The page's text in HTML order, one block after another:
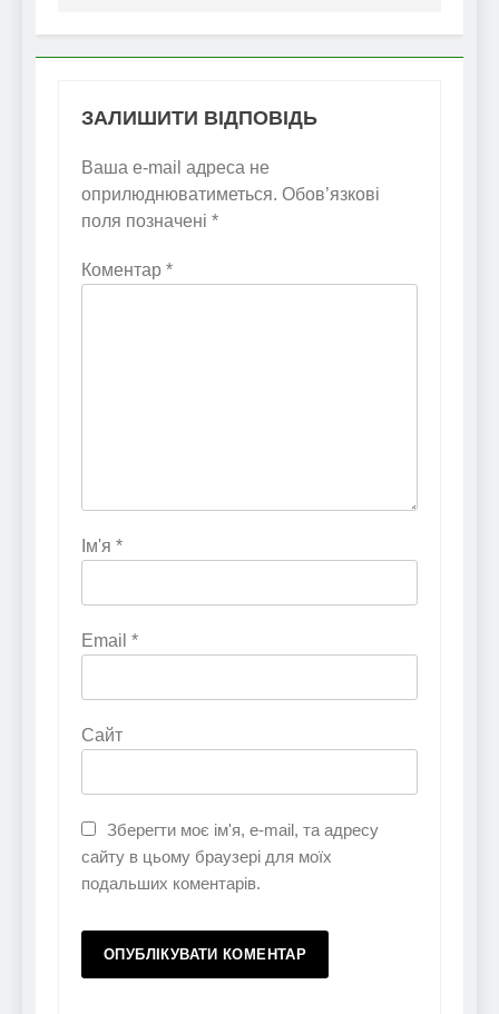
ЗАЛИШИТИ ВІДПОВІДЬ
Ваша e-mail адреса не
оприлюднюватиметься. Обов’язкові
поля позначені *
Коментар *
Ім'я *
Email *
Сайт
Зберегти моє ім'я, e-mail, та адресу
сайту в цьому браузері для моїх
подальших коментарів.